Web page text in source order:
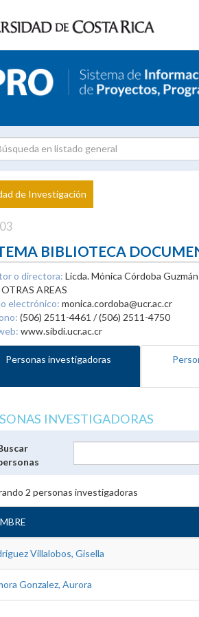
Proyecto
Investigador
de Investigación
BIBLIOTECA
o directora: Licda. Mónica Córdoba Guzmán
OTRAS AREAS
electrónico: monica.cordoba@ucr.ac.cr
(506) 2511-4461 / (506) 2511-4750
www.sibdi.ucr.ac.cr
Personas investigadoras
INVESTIGADORAS
2 personas investigadoras
Villalobos, Gisella
Gonzalez, Aurora